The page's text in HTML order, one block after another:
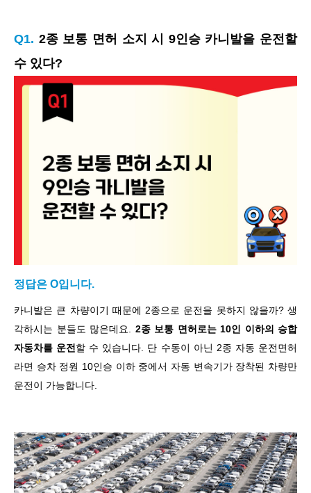
Q1. 2종 보통 면허 소지 시 9인승 카니발을 운전할
수 있다?
정답은 O입니다.
카니발은 큰 차량이기 때문에 2종으로 운전을 못하지 않을까? 생
각하시는 분들도 많은데요. 2종 보통 면허로는 10인 이하의 승합
자동차를 운전 할 수 있습니다. 단 수동이 아닌 2종 자동 운전면허
라면 승차 정원 10인승 이하 중에서 자동 변속기가 장착된 차량만
운전이 가능합니다.